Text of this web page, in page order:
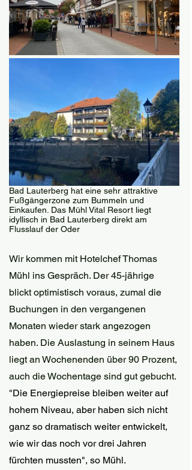
Bad Lauterberg hat eine sehr attraktive
Fußgängerzone zum Bummeln und
Einkaufen. Das Mühl Vital Resort liegt
idyllisch in Bad Lauterberg direkt am
Flusslauf der Oder
Wir kommen mit Hotelchef Thomas
Mühl ins Gespräch. Der 45-jährige
blickt optimistisch voraus, zumal die
Buchungen in den vergangenen
Monaten wieder stark angezogen
haben. Die Auslastung in seinem Haus
liegt an Wochenenden über 90 Prozent,
auch die Wochentage sind gut gebucht.
"Die Energiepreise bleiben weiter auf
hohem Niveau, aber haben sich nicht
ganz so dramatisch weiter entwickelt,
wie wir das noch vor drei Jahren
fürchten mussten", so Mühl.